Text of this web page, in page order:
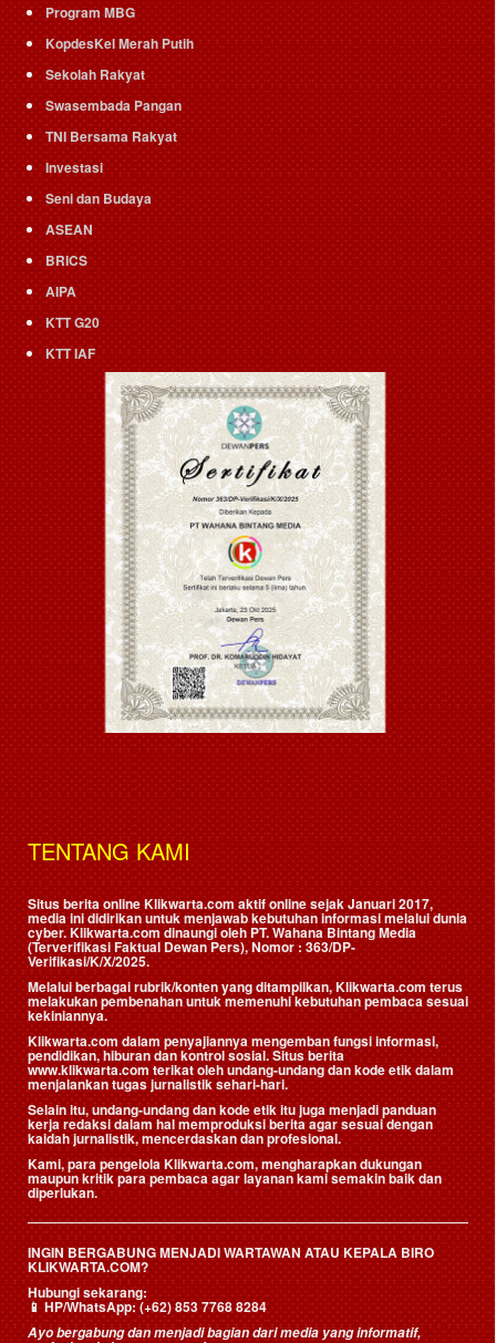
Program MBG
KopdesKel Merah Putih
Sekolah Rakyat
Swasembada Pangan
TNI Bersama Rakyat
Investasi
Seni dan Budaya
ASEAN
BRICS
AIPA
KTT G20
KTT IAF
TENTANG KAMI
Situs berita online Klikwarta.com aktif online sejak Januari 2017,
media ini didirikan untuk menjawab kebutuhan informasi melalui dunia
cyber. Klikwarta.com dinaungi oleh PT. Wahana Bintang Media
(Terverifikasi Faktual Dewan Pers), Nomor : 363/DP-
Verifikasi/K/X/2025.
Melalui berbagai rubrik/konten yang ditampilkan, Klikwarta.com terus
melakukan pembenahan untuk memenuhi kebutuhan pembaca sesuai
kekiniannya.
Klikwarta.com dalam penyajiannya mengemban fungsi informasi,
pendidikan, hiburan dan kontrol sosial. Situs berita
www.klikwarta.com terikat oleh undang-undang dan kode etik dalam
menjalankan tugas jurnalistik sehari-hari.
Selain itu, undang-undang dan kode etik itu juga menjadi panduan
kerja redaksi dalam hal memproduksi berita agar sesuai dengan
kaidah jurnalistik, mencerdaskan dan profesional.
Kami, para pengelola Klikwarta.com, mengharapkan dukungan
maupun kritik para pembaca agar layanan kami semakin baik dan
diperlukan.
INGIN BERGABUNG MENJADI WARTAWAN ATAU KEPALA BIRO
KLIKWARTA.COM?
Hubungi sekarang:
📱HP/WhatsApp:(+62) 853 7768 8284
Ayo bergabung dan menjadi bagian dari media yang informatif,